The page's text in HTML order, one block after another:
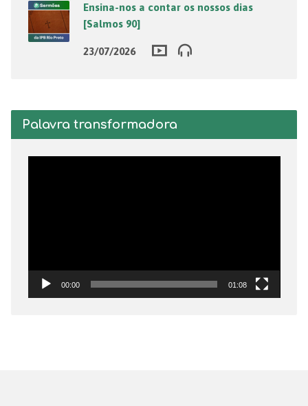
Ensina-nos a contar os nossos dias
[Salmos 90]
23/07/2026
Palavra transformadora
00:00 01:08